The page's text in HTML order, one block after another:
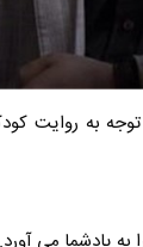
به روایت